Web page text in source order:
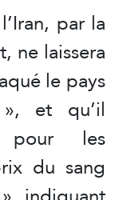
par la
ne laissera
le pays
et qu’il
pour les
du sang